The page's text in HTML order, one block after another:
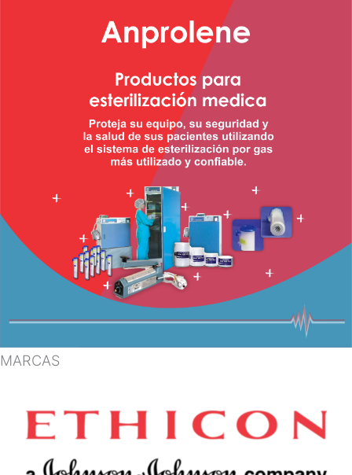
MARCAS